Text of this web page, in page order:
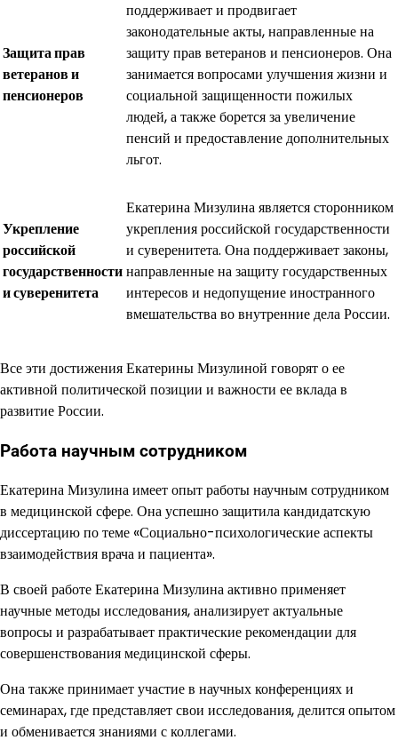
Защита прав
ветеранов и
пенсионеров
поддерживает и продвигает
законодательные акты, направленные на
защиту прав ветеранов и пенсионеров. Она
занимается вопросами улучшения жизни и
социальной защищенности пожилых
людей, а также борется за увеличение
пенсий и предоставление дополнительных
льгот.
Укрепление
российской
государственности
и суверенитета
Екатерина Мизулина является сторонником
укрепления российской государственности
и суверенитета. Она поддерживает законы,
направленные на защиту государственных
интересов и недопущение иностранного
вмешательства во внутренние дела России.
Все эти достижения Екатерины Мизулиной говорят о ее
активной политической позиции и важности ее вклада в
развитие России.
Работа научным сотрудником
Екатерина Мизулина имеет опыт работы научным сотрудником
в медицинской сфере. Она успешно защитила кандидатскую
диссертацию по теме «Социально-психологические аспекты
взаимодействия врача и пациента».
В своей работе Екатерина Мизулина активно применяет
научные методы исследования, анализирует актуальные
вопросы и разрабатывает практические рекомендации для
совершенствования медицинской сферы.
Она также принимает участие в научных конференциях и
семинарах, где представляет свои исследования, делится опытом
и обменивается знаниями с коллегами.